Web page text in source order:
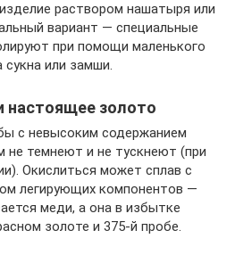
раствором нашатыря или
вариант — специальные
при помощи маленького
сукна или замши.
настоящее золото
с невысоким содержанием
не темнеют и не тускнеют (при
Окислиться может сплав с
легирующих компонентов —
меди, а она в избытке
золоте и 375-й пробе.